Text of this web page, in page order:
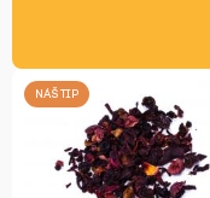
NÁŠ TIP